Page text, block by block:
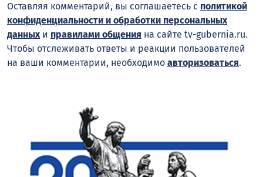
Оставляя комментарий, вы соглашаетесь с политикой
конфиденциальности и обработки персональных
данныхи правилами общения на сайте tv-gubernia.ru.
Чтобы отслеживать ответы и реакции пользователей
на ваши комментарии, необходимо авторизоваться.